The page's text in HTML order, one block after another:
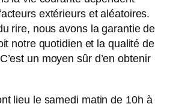
extérieurs et aléatoires.
rire, nous avons la garantie de
notre quotidien et la qualité de
un moyen sûr d’en obtenir
lieu le samedi matin de 10h à